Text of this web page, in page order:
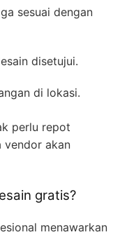
sesuai dengan
disetujui.
di lokasi.
perlu repot
vendor akan
gratis?
menawarkan